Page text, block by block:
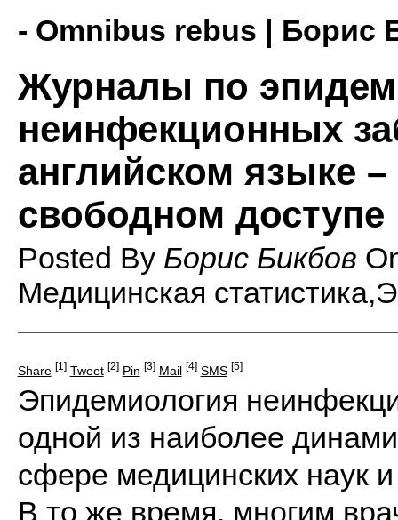
- Omnibus rebus | Борис
Журналы по
неинфекционных
английском языке
свободном доступе
Posted By Борис Бикбов
Медицинская
Share [1] Tweet [2] Pin [3] Mail [4] SMS [5]
Эпидемиология
одной из наиболее
сфере медицинских наук
В то же время, многим